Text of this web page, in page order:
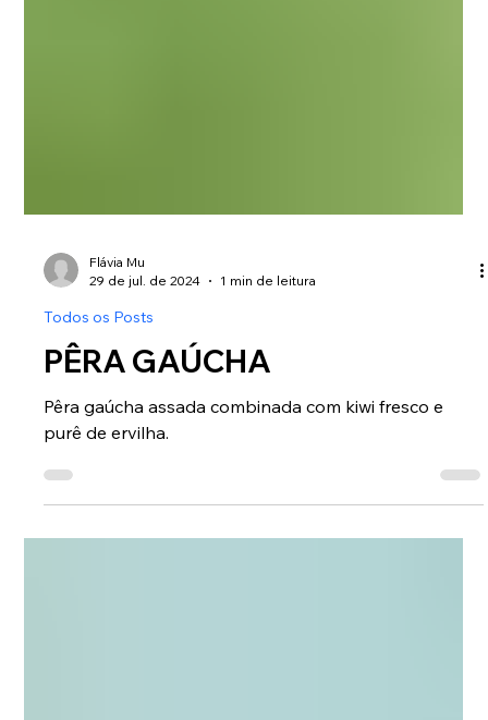
29 de jul. de 2024
Todos os Posts
PÊRA GAÚCHA
Pêra gaúcha assada combinada com kiwi fresco e
purê de ervilha.